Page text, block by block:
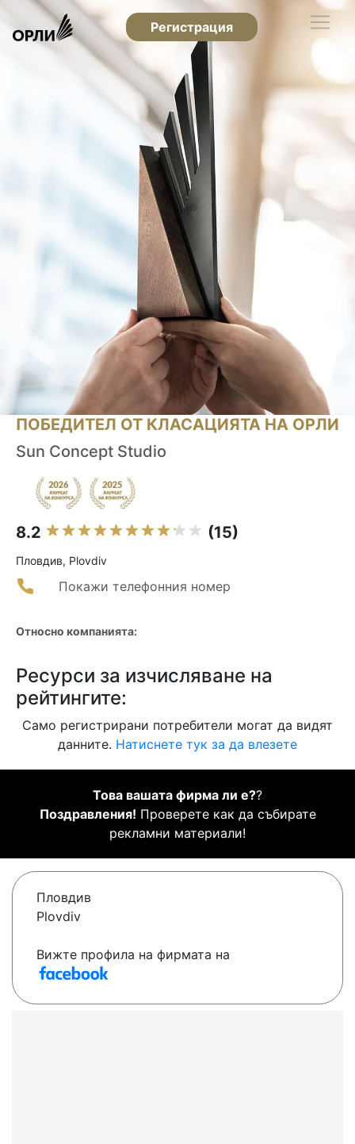
Регистрация
ПОБЕДИТЕЛ ОТ КЛАСАЦИЯТА НА ОРЛИ
Sun Concept Studio
8.2 (15)
Пловдив, Plovdiv
Покажи телефонния номер
Относно компанията:
Ресурси за изчисляване на
рейтингите:
Само регистрирани потребители могат да видят
данните. Натиснете тук за да влезете
Това вашата фирма ли е??
Поздравления! Проверете как да събирате
рекламни материали!
Пловдив
Plovdiv
Вижте профила на фирмата на